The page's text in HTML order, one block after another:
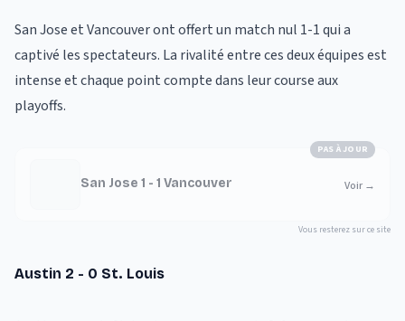
San Jose et Vancouver ont offert un match nul 1-1 qui a
captivé les spectateurs. La rivalité entre ces deux équipes est
intense et chaque point compte dans leur course aux
playoffs.
PAS À JOUR
San Jose 1 - 1 Vancouver Voir →
Vous resterez sur ce site
Austin 2 - 0 St. Louis